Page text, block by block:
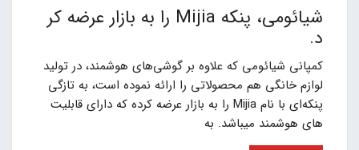
شیائومی، پنکه Mijia را به بازار عرضه کر
د.
کمپانی شیائومی که علاوه بر گوشی‌های هوشمند، در تولید
لوازم خانگی هم محصولاتی را ارائه نموده است، به تازگی
پنکه‌ای با نام Mijia را به بازار عرضه کرده که دارای قابلیت
های هوشمند میباشد. به